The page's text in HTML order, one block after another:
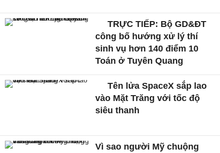
TRỰC TIẾP: Bộ GD&ĐT
công bố hướng xử lý thí
sinh vụ hơn 140 điểm 10
Toán ở Tuyên Quang
Tên lửa SpaceX sắp lao
vào Mặt Trăng với tốc độ
siêu thanh
Vì sao người Mỹ chuộng